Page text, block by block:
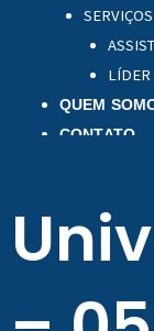
SERVIÇOS
LÍDER
QUEM
CONTATO